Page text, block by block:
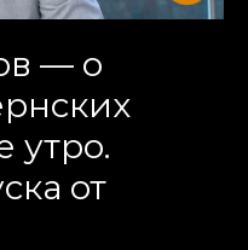
— о
утро.
от